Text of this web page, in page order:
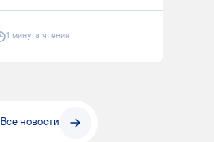
1 минута чтения
Все новости